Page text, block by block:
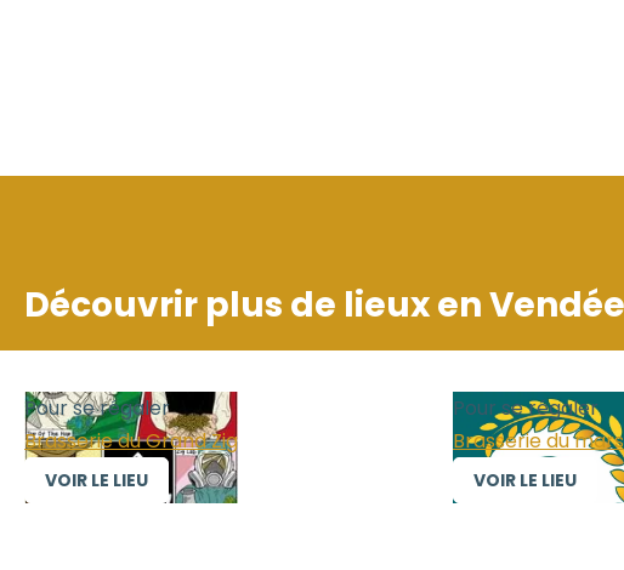
Découvrir plus de lieux enVendée
Pour se régaler
Brasserie du Grand Zig
VOIR LE LIEU
Pour se régaler
Brasserie du
VOIR LE LIEU